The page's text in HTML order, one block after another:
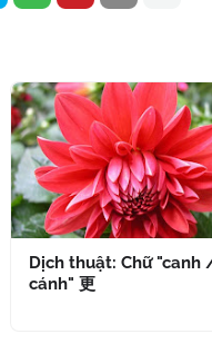
Dịch thuật: Chữ "canh
cánh" 更